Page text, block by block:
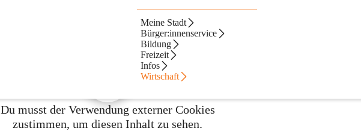
Meine Stadt
Bürger:innenservice
Bildung
Freizeit
Infos
Wirtschaft
Du musst der Verwendung externer Cookies
zustimmen, um diesen Inhalt zu sehen.